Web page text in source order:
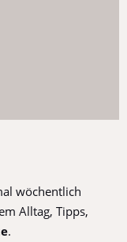
wöchentlich
Alltag, Tipps,
.